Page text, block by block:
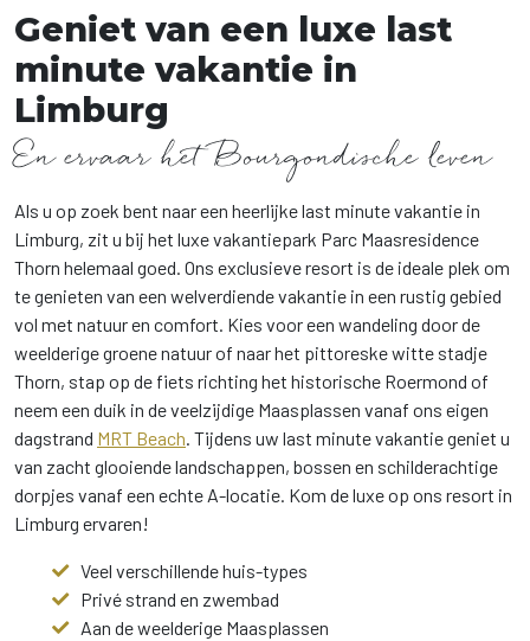
Geniet van een luxe last
minute vakantie in
Limburg
En ervaar het Bourgondische leven
Als u op zoek bent naar een heerlijke last minute vakantie in
Limburg, zit u bij het luxe vakantiepark Parc Maasresidence
Thorn helemaal goed. Ons exclusieve resort is de ideale plek om
te genieten van een welverdiende vakantie in een rustig gebied
vol met natuur en comfort. Kies voor een wandeling door de
weelderige groene natuur of naar het pittoreske witte stadje
Thorn, stap op de fiets richting het historische Roermond of
neem een duik in de veelzijdige Maasplassen vanaf ons eigen
dagstrand MRT Beach. Tijdens uw last minute vakantie geniet u
van zacht glooiende landschappen, bossen en schilderachtige
dorpjes vanaf een echte A-locatie. Kom de luxe op ons resort in
Limburg ervaren!
Veel verschillende huis-types
Privé strand en zwembad
Aan de weelderige Maasplassen